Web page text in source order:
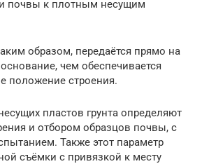
почвы к плотным несущим
образом, передаётся прямо на
чем обеспечивается
положение строения.
пластов грунта определяют
и отбором образцов почвы, с
Также этот параметр
съёмки с привязкой к месту